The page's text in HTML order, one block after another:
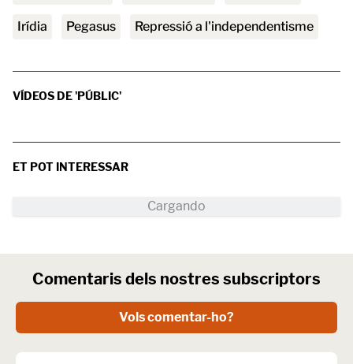
Irídia Pegasus repressió a l'independentisme
VÍDEOS DE 'PÚBLIC'
ET POT INTERESSAR
Comentaris dels nostres subscriptors
Vols comentar-ho?